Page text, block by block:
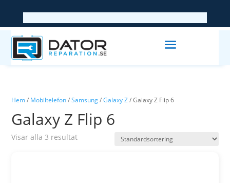
Hem/ Mobiltelefon/Samsung/Galaxy Z/ Galaxy Z Flip 6
Galaxy Z Flip 6
Visar alla 3 resultat